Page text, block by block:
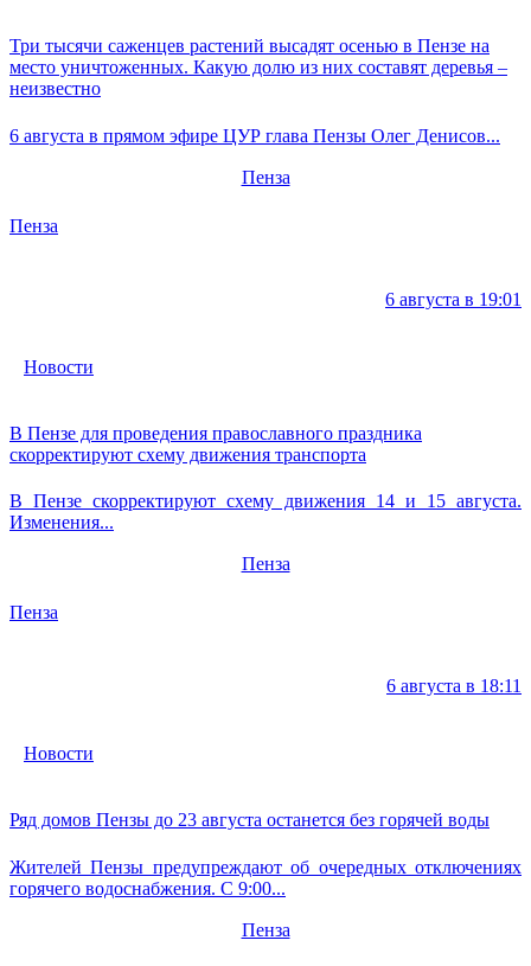
Три тысячи саженцев растений высадят осенью в Пензе на
место уничтоженных. Какую долю из них составят деревья –
неизвестно
6 августа в прямом эфире ЦУР глава Пензы Олег Денисов...
Пенза
Пенза
6 августа в 19:01
Новости
В Пензе для проведения православного праздника
скорректируют схему движения транспорта
В Пензе скорректируют схему движения 14 и 15 августа.
Изменения...
Пенза
Пенза
6 августа в 18:11
Новости
Ряд домов Пензы до 23 августа останется без горячей воды
Жителей Пензы предупреждают об очередных отключениях
горячего водоснабжения. С 9:00...
Пенза